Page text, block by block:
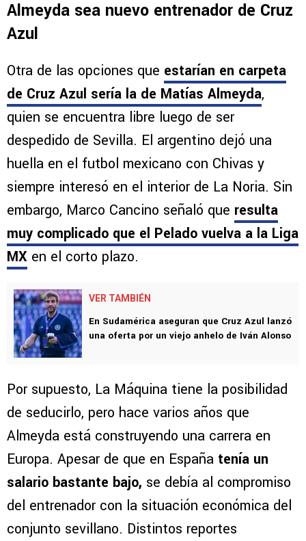
Almeyda sea nuevo entrenador de Cruz
Azul
Otra de las opciones que estarían en carpeta
de Cruz Azul sería la de Matías Almeyda,
quien se encuentra libre luego de ser
despedido de Sevilla. El argentino dejó una
huella en el futbol mexicano con Chivas y
siempre interesó en el interior de La Noria. Sin
embargo, Marco Cancino señaló que resulta
muy complicado que el Pelado vuelva a la Liga
MX en el corto plazo.
VER TAMBIÉN
En Sudamérica aseguran que Cruz Azul lanzó
una oferta por un viejo anhelo de Iván Alonso
Por supuesto, La Máquina tiene la posibilidad
de seducirlo, pero hace varios años que
Almeyda está construyendo una carrera en
Europa. Apesar de que en España tenía un
salario bastante bajo, se debía al compromiso
del entrenador con la situación económica del
conjunto sevillano. Distintos reportes